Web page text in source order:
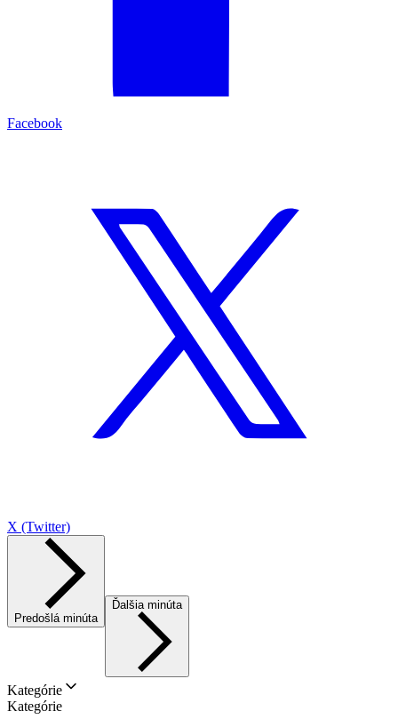
Facebook
X (Twitter)
Predošlá minúta
Ďalšia minúta
Kategórie
Kategórie